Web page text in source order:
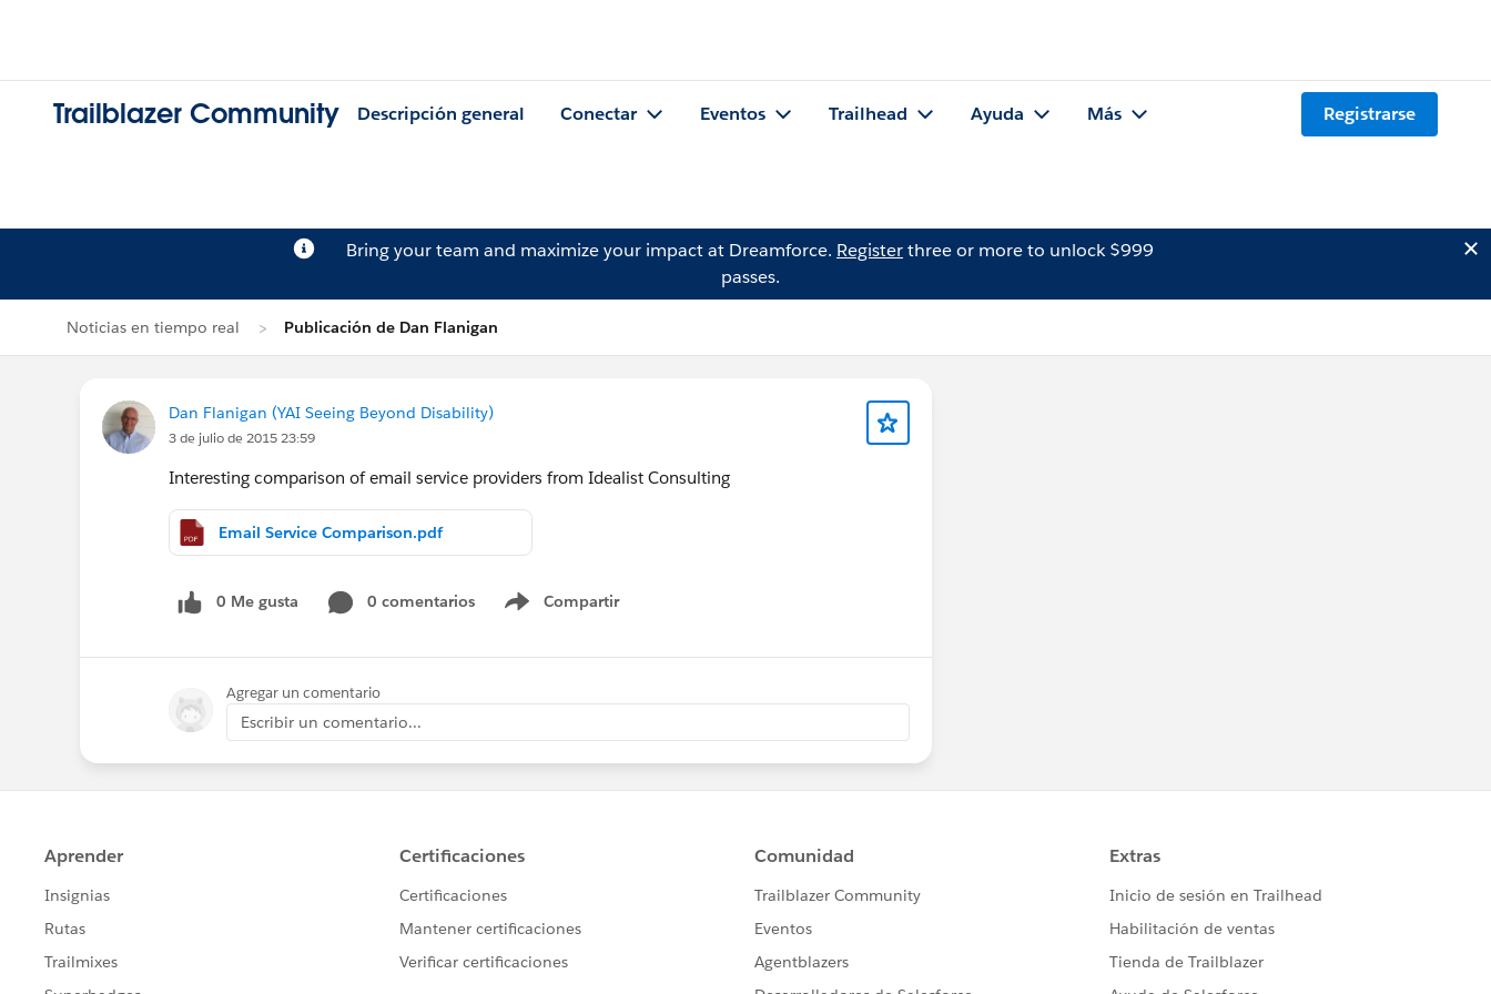
Trailblazer Community Descripción general Conectar Eventos Trailhead Ayuda Más Registrarse
Bring your team and maximize your impact at Dreamforce. Registerthree or more to unlock $999
passes.
Noticias en tiempo real Publicación de Dan Flanigan
Dan Flanigan (YAI Seeing Beyond Disability)
3 de julio de 2015 23:59
Interesting comparison of email service providers from Idealist Consulting
Email Service Comparison.pdf
0 Me gusta 0 comentarios Compartir
Show menu
Agregar un comentario
Escribir un comentario...